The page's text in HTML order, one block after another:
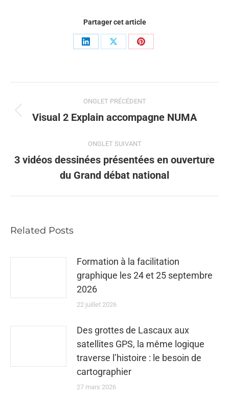
Partager cet article
Share
Share
Share
de
commentaire
ONGLET PRÉCÉDENT
Onglet
Visual 2 Explain accompagne NUMA
ONGLET SUIVANT
Onglet
suivant
3 vidéos dessinées présentées en ouverture
du Grand débat national
Related Posts
Formation à la facilitation
graphique les 24 et 25 septembre
2026
22 juillet 2026
Des grottes de Lascaux aux
satellites GPS, la même logique
traverse l’histoire : le besoin de
cartographier
27 mars 2026